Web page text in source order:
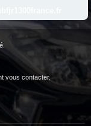
vous contacter.